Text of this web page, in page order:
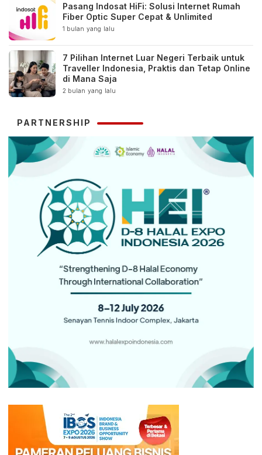
Pasang Indosat HiFi: Solusi Internet Rumah
Fiber Optic Super Cepat & Unlimited
1 bulan yang lalu
7 Pilihan Internet Luar Negeri Terbaik untuk
Traveller Indonesia, Praktis dan Tetap Online
di Mana Saja
2 bulan yang lalu
PARTNERSHIP